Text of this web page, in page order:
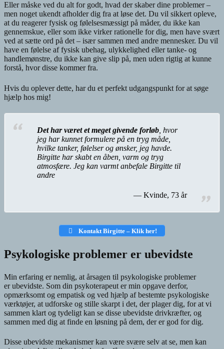
Eller måske ved du alt for godt, hvad der skaber dine problemer –
men noget ukendt afholder dig fra at løse det. Du vil sikkert opleve,
at du reagerer fysisk og følelsesmæssigt på måder, du ikke kan
gennemskue, eller som ikke virker rationelle for dig, men have svært
ved at sætte ord på det – især sammen med andre mennesker. Du vil
have en følelse af fysisk ubehag, ulykkelighed eller tanke- og
handlemønstre, du ikke kan give slip på, men uden rigtig at kunne
forstå, hvor disse kommer fra.
Hvis du oplever dette, har du et perfekt udgangspunkt for at søge
hjælp hos mig!
Det har været et meget givende forløb , hvor
jeg har kunnet formulere på en tryg måde,
hvilke tanker, følelser og ønsker, jeg havde.
Birgitte har skabt en åben, varm og tryg
atmosfære. Jeg kan varmt anbefale Birgitte til
andre
Kvinde, 73 år
Kontakt Birgitte – Klik her!
Psykologiske problemer er ubevidste
Min erfaring er nemlig, at årsagen til psykologiske problemer
er ubevidste. Som din psykoterapeut er min opgave derfor,
opmærksomt og empatisk og ved hjælp af bestemte psykologiske
værktøjer, at udforske og stille skarpt i det, der plager dig, for at vi
sammen klart og tydeligt kan se disse ubevidste drivkræfter, og
sammen med dig at finde en løsning på dem, der er god for dig.
Disse ubevidste mekanismer kan være svære selv at se, men kan